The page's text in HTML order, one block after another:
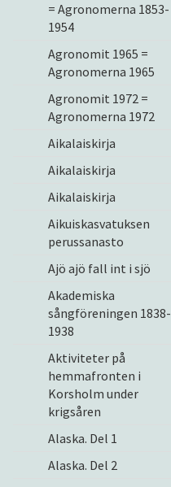
= Agronomerna 1853-
1954
Agronomit 1965 =
Agronomerna 1965
Agronomit 1972 =
Agronomerna 1972
Aikalaiskirja
Aikalaiskirja
Aikalaiskirja
Aikuiskasvatuksen
perussanasto
Ajö ajö fall int i sjö
Akademiska
sångföreningen 1838-
1938
Aktiviteter på
hemmafronten i
Korsholm under
krigsåren
Alaska. Del 1
Alaska. Del 2